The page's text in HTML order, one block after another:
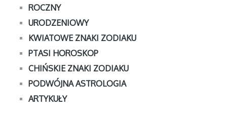
ROCZNY
URODZENIOWY
KWIATOWE ZNAKI ZODIAKU
PTASI HOROSKOP
CHIŃSKIE ZNAKI ZODIAKU
PODWÓJNA ASTROLOGIA
ARTYKUŁY